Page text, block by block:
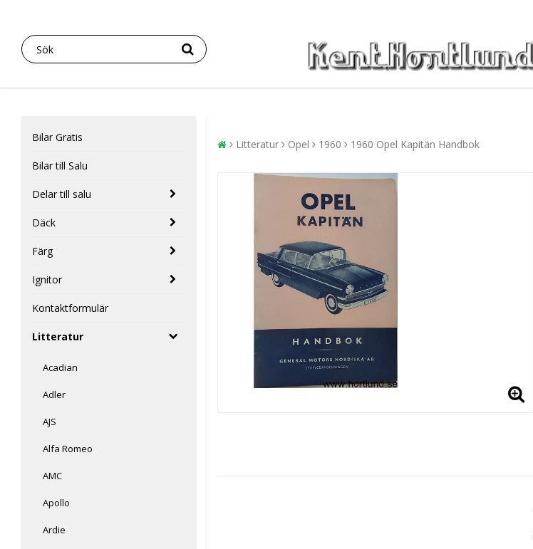
Bilar Gratis
Bilar till Salu
Delar till salu
Däck
Färg
Ignitor
Kontaktformulär
Litteratur
Acadian
Adler
AJS
Alfa Romeo
AMC
Apollo
Ardie
Litteratur Opel 1960 1960 Opel Kapitän Handbok